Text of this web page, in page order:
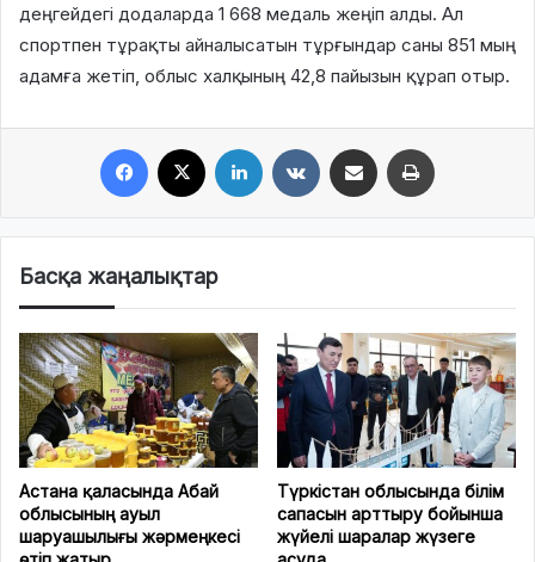
деңгейдегі додаларда 1 668 медаль жеңіп алды. Ал
спортпен тұрақты айналысатын тұрғындар саны 851 мың
адамға жетіп, облыс халқының 42,8 пайызын құрап отыр.
Басқа жаңалықтар
Астана қаласында Абай
облысының ауыл
шаруашылығы жәрмеңкесі
Түркістан облысында білім
сапасын арттыру бойынша
жүйелі шаралар жүзеге